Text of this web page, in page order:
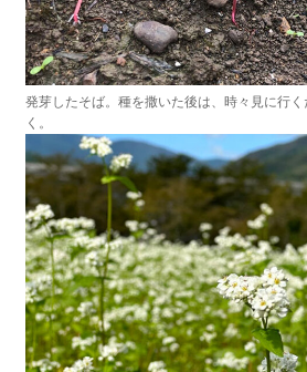
発芽したそば。種を撒いた後は、時々見に行
く。